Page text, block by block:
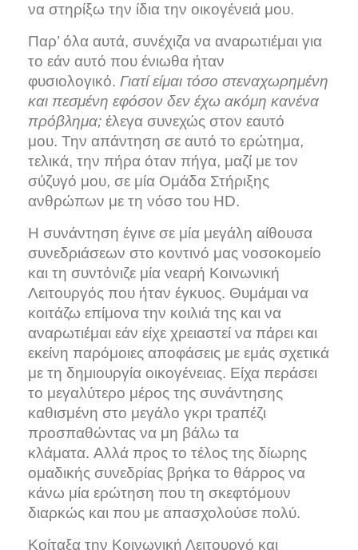
να στηρίξω την ίδια την οικογένειά μου.
Παρ’ όλα αυτά, συνέχιζα να αναρωτιέμαι για
το εάν αυτό που ένιωθα ήταν
φυσιολογικό. Γιατί είμαι τόσο στεναχωρημένη
και πεσμένη εφόσον δεν έχω ακόμη κανένα
πρόβλημα; έλεγα συνεχώς στον εαυτό
μου. Την απάντηση σε αυτό το ερώτημα,
τελικά, την πήρα όταν πήγα, μαζί με τον
σύζυγό μου, σε μία Ομάδα Στήριξης
ανθρώπων με τη νόσο του HD.
Η συνάντηση έγινε σε μία μεγάλη αίθουσα
συνεδριάσεων στο κοντινό μας νοσοκομείο
και τη συντόνιζε μία νεαρή Κοινωνική
Λειτουργός που ήταν έγκυος. Θυμάμαι να
κοιτάζω επίμονα την κοιλιά της και να
αναρωτιέμαι εάν είχε χρειαστεί να πάρει και
εκείνη παρόμοιες αποφάσεις με εμάς σχετικά
με τη δημιουργία οικογένειας. Είχα περάσει
το μεγαλύτερο μέρος της συνάντησης
καθισμένη στο μεγάλο γκρι τραπέζι
προσπαθώντας να μη βάλω τα
κλάματα. Αλλά προς το τέλος της δίωρης
ομαδικής συνεδρίας βρήκα το θάρρος να
κάνω μία ερώτηση που τη σκεφτόμουν
διαρκώς και που με απασχολούσε πολύ.
Κοίταξα την Κοινωνική Λειτουργό και